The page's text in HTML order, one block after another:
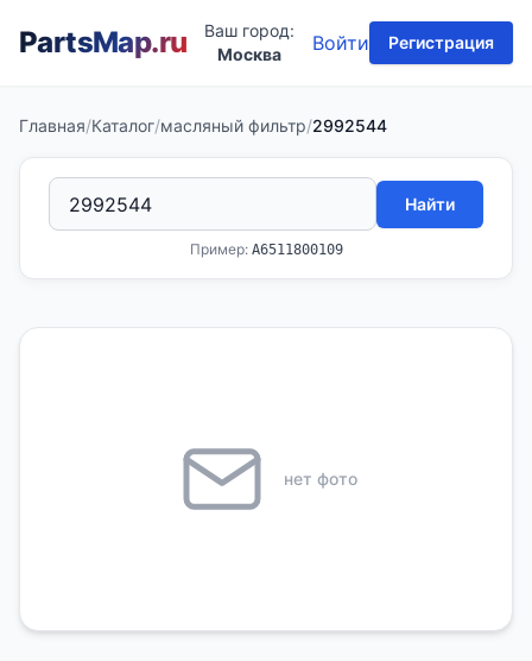
PartsMap.ru
Ваш город:
Москва
Войти Регистрация
Главная/Каталог/масляный фильтр/2992544
Найти
Пример: A6511800109
нет фото